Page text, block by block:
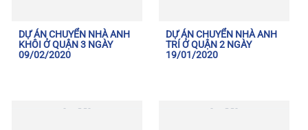
DỰ ÁN CHUYỂN NHÀ ANH
KHÔI Ở QUẬN 3 NGÀY
09/02/2020
DỰ ÁN CHUYỂN NHÀ ANH
TRÍ Ở QUẬN 2 NGÀY
19/01/2020